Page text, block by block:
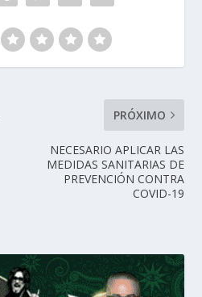
PRÓXIMO
NECESARIO APLICAR LAS
MEDIDAS SANITARIAS DE
PREVENCIÓN CONTRA
COVID-19